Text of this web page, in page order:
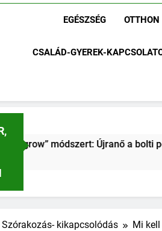
EGÉSZSÉG OTTHON
CSALÁD-GYEREK-
póréhagyma egy pohár vízben?
Szórakozás- kikapcsolódás Mi